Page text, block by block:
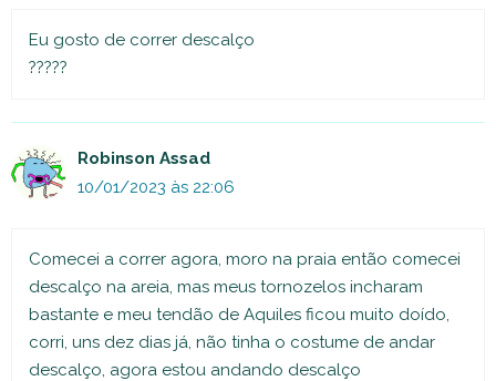
Eu gosto de correr descalço
?????
Robinson Assad
10/01/2023 às 22:06
Comecei a correr agora, moro na praia então comecei
descalço na areia, mas meus tornozelos incharam
bastante e meu tendão de Aquiles ficou muito doído,
corri, uns dez dias já, não tinha o costume de andar
descalço, agora estou andando descalço